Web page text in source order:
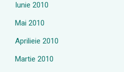
Iunie 2010
Mai 2010
Aprilieie 2010
Martie 2010